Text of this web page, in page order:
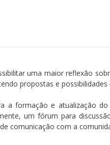
uma maior reflexão
propostas e
a formação e atualização
um fórum para
comunicação com a